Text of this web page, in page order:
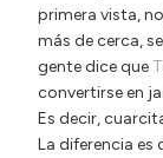
primera vista,
más de cerca,
gente dice que
convertirse en
Es decir,
La diferencia es